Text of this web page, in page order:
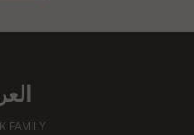
FAMILY